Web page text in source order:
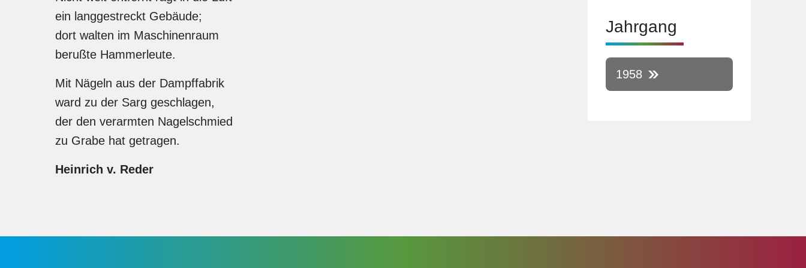
ein langgestreckt Gebäude;
dort walten im Maschinenraum
berußte Hammerleute.
Mit Nägeln aus der Dampffabrik
ward zu der Sarg geschlagen,
der den verarmten Nagelschmied
zu Grabe hat getragen.
Heinrich v. Reder
Jahrgang
1958